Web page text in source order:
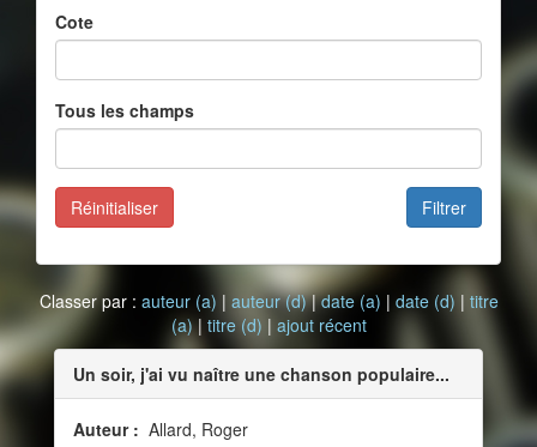
Cote
Tous les champs
Filtrer
Réinitialiser
Classer par : auteur (a) | auteur (d)|date (a) | date (d) | titre
(a)| titre (d) | ajout récent
Un soir, j'ai vu naître une chanson populaire...
Auteur : Allard, Roger